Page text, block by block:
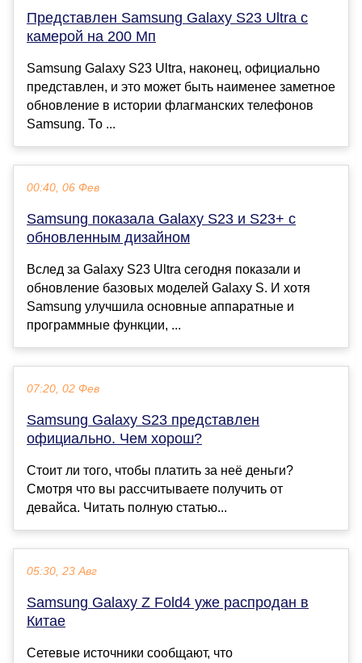
Представлен Samsung Galaxy S23 Ultra с
камерой на 200 Мп
Samsung Galaxy S23 Ultra, наконец, официально
представлен, и это может быть наименее заметное
обновление в истории флагманских телефонов
Samsung. То ...
00:40, 06 Фев
Samsung показала Galaxy S23 и S23+ с
обновленным дизайном
Вслед за Galaxy S23 Ultra сегодня показали и
обновление базовых моделей Galaxy S. И хотя
Samsung улучшила основные аппаратные и
программные функции, ...
07:20, 02 Фев
Samsung Galaxy S23 представлен
официально. Чем хорош?
Стоит ли того, чтобы платить за неё деньги?
Смотря что вы рассчитываете получить от
девайса. Читать полную статью...
05:30, 23 Авг
Samsung Galaxy Z Fold4 уже распродан в
Китае
Сетевые источники сообщают, что